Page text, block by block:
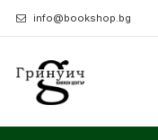
info@bookshop.bg